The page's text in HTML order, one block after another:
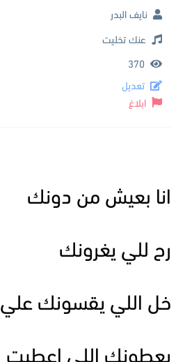
انا بعيش من دونك
رح للي يغرونك
خل اللي يقسونك علي
يعطونك اللي اعطيت
نايف البدر
عنك تخليت
370
تعديل
ابلاغ